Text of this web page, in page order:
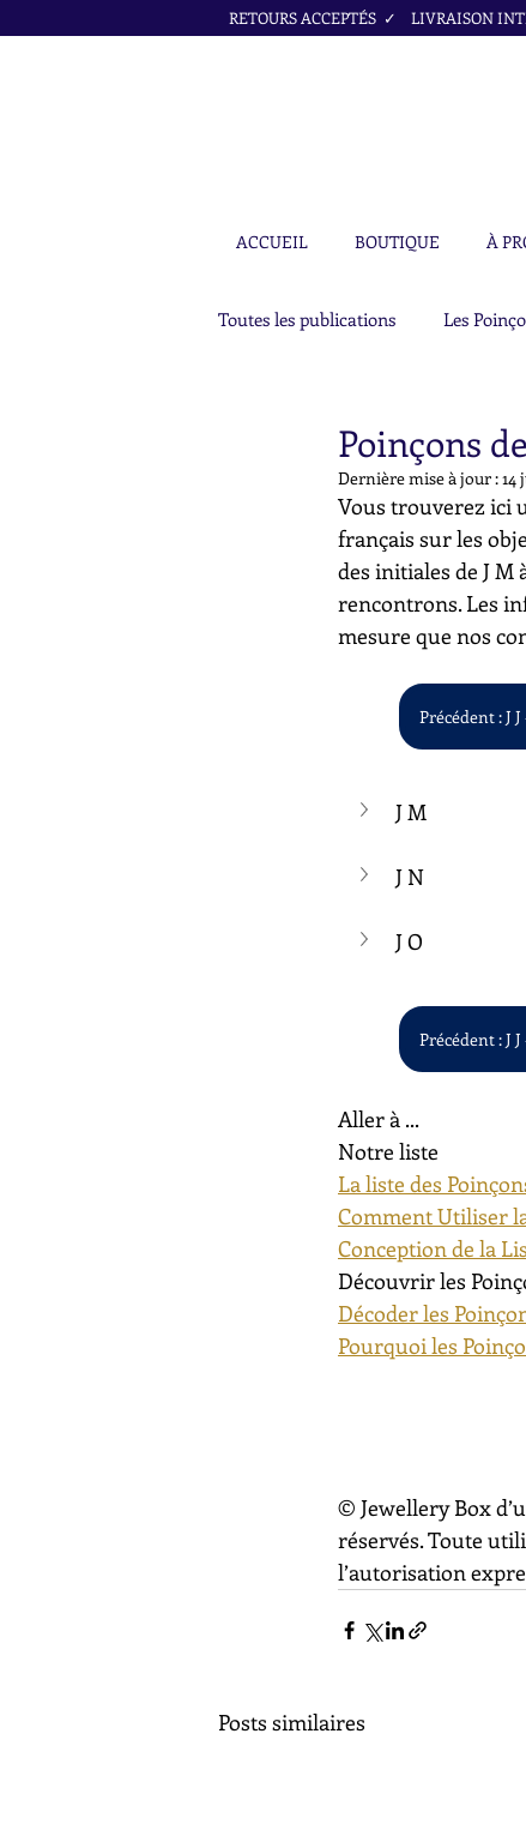
RETOURS ACCEPTÉS ✓ LIVRAISON
ACCUEIL BOUTIQUE À
Toutes les publications Les
Poinçons
Dernière mise à jour :14
Vous trouverez ici
français sur les
des initiales de J M
rencontrons. Les
mesure que nos
Précédent : J J
J M
J N
J O
Précédent : J J
Aller à ...
Notre liste
La liste des
Comment Utiliser
Conception de la
Découvrir les
Décoder les
Pourquoi les
© Jewellery Box
réservés. Toute
l’autorisation
Posts similaires